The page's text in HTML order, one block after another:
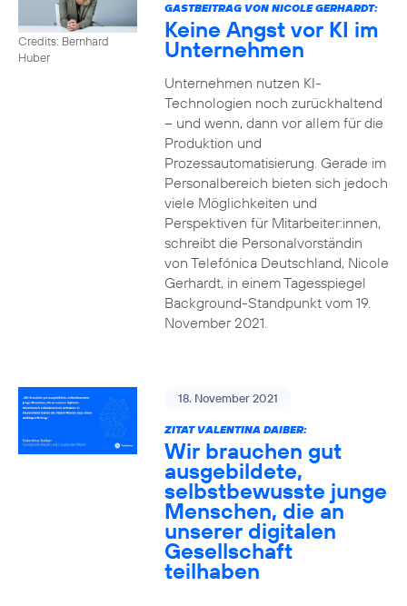
Credits: Bernhard
Huber
GASTBEITRAG VON NICOLE GERHARDT:
Keine Angst vor KI im
Unternehmen
Unternehmen nutzen KI-
Technologien noch zurückhaltend
– und wenn, dann vor allem für die
Produktion und
Prozessautomatisierung. Gerade im
Personalbereich bieten sich jedoch
viele Möglichkeiten und
Perspektiven für Mitarbeiter:innen,
schreibt die Personalvorständin
von Telefónica Deutschland, Nicole
Gerhardt, in einem Tagesspiegel
Background-Standpunkt vom 19.
November 2021.
18. November 2021
ZITAT VALENTINA DAIBER:
Wir brauchen gut
ausgebildete,
selbstbewusste junge
Menschen, die an
unserer digitalen
Gesellschaft
teilhaben